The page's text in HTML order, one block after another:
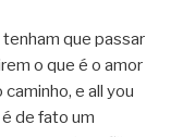
que passar
o que é o amor
e all you
de fato um